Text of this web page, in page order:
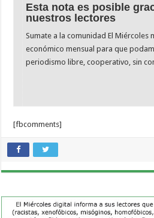
Esta nota es posible
nuestros lectores
Sumate a la comunidad El Miércoles
económico mensual para que
periodismo libre, cooperativo, sin
[fbcomments]